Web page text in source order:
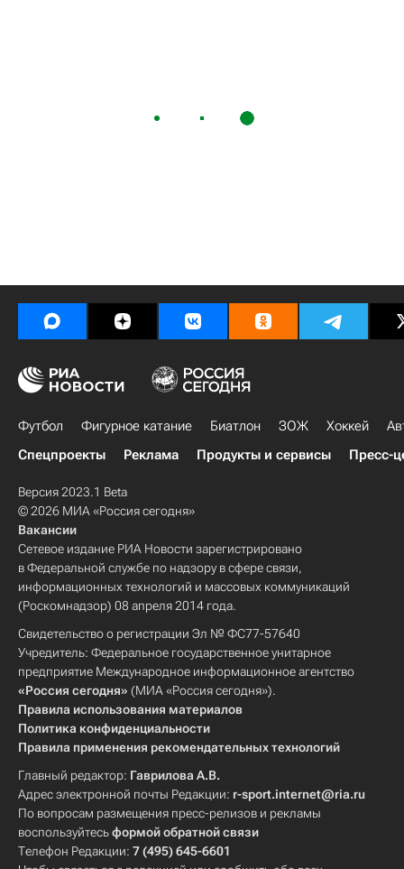
Футбол Фигурное катание Биатлон ЗОЖ Хоккей
Спецпроекты
Реклама Продукты и сервисы Пресс-
Версия 2023.1 Beta
© 2026 МИА «Россия сегодня»
Вакансии
Сетевое издание РИА Новости зарегистрировано
в Федеральной службе по надзору в сфере связи,
информационных технологий и массовых коммуникаций
(Роскомнадзор) 08 апреля 2014 года.
Свидетельство о регистрации Эл № ФС77-57640
Учредитель: Федеральное государственное унитарное
предприятие Международное информационное агентство
«Россия сегодня» (МИА «Россия сегодня»).
Правила использования материалов
Политика конфиденциальности
Правила применения рекомендательных технологий
Главный редактор: Гаврилова А.В.
Адрес электронной почты Редакции: r-sport.internet@ria.ru
По вопросам размещения пресс-релизов и рекламы
воспользуйтесьформой обратной связи
Телефон Редакции: 7 (495) 645-6601